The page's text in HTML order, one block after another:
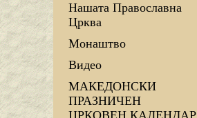
Нашата Православна
Црква
Монаштво
Видео
МАКЕДОНСКИ
ПРАЗНИЧЕН